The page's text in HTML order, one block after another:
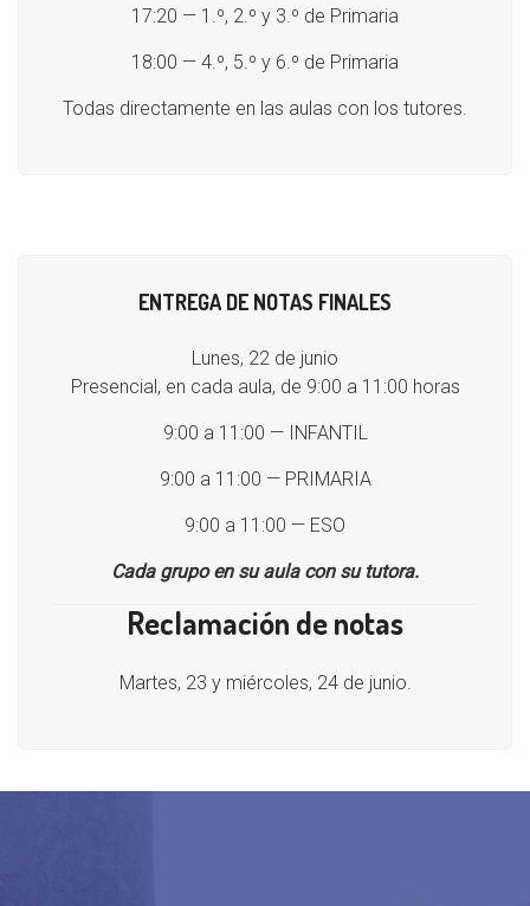
17:20 — 1.º, 2.º y 3.º de Primaria
18:00 — 4.º, 5.º y 6.º de Primaria
Todas directamente en las aulas con los tutores.
ENTREGA DE NOTAS FINALES
Lunes, 22 de junio
Presencial, en cada aula, de 9:00 a 11:00 horas
9:00 a 11:00 — INFANTIL
9:00 a 11:00 — PRIMARIA
9:00 a 11:00 — ESO
Cada grupo en su aula con su tutora.
Reclamación de notas
Martes, 23 y miércoles, 24 de junio.